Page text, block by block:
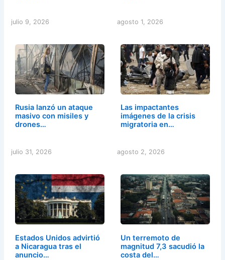
julio 9, 2026 agosto 1, 2026
Rusia lanzó un ataque
masivo con misiles y
drones…
julio 31, 2026
Las impactantes
imágenes de la crisis
migratoria en…
agosto 2, 2026
Estados Unidos advirtió
a Nicaragua tras el
anuncio…
Un terremoto de
magnitud 7,3 sacudió la
costa del…